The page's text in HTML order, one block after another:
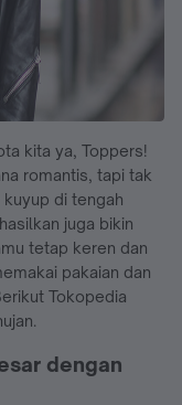
kita ya, Toppers!
romantis, tapi tak
di tengah
juga bikin
tetap keren dan
pakaian dan
Tokopedia
dengan